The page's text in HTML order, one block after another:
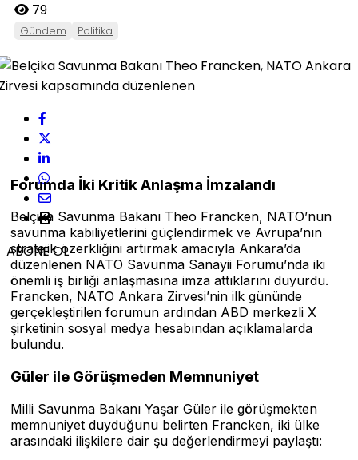
79
Gündem Politika
ABONE OL
Forumda İki Kritik Anlaşma İmzalandı
Belçika Savunma Bakanı Theo Francken, NATO’nun
savunma kabiliyetlerini güçlendirmek ve Avrupa’nın
stratejik özerkliğini artırmak amacıyla Ankara’da
düzenlenen NATO Savunma Sanayii Forumu’nda iki
önemli iş birliği anlaşmasına imza attıklarını duyurdu.
Francken, NATO Ankara Zirvesi’nin ilk gününde
gerçekleştirilen forumun ardından ABD merkezli X
şirketinin sosyal medya hesabından açıklamalarda
bulundu.
Güler ile Görüşmeden Memnuniyet
Milli Savunma Bakanı Yaşar Güler ile görüşmekten
memnuniyet duyduğunu belirten Francken, iki ülke
arasındaki ilişkilere dair şu değerlendirmeyi paylaştı: